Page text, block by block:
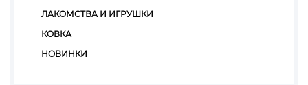
ЛАКОМСТВА И ИГРУШКИ
КОВКА
НОВИНКИ